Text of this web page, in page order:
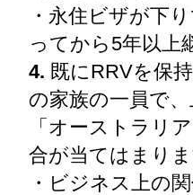
・永住ビザが下
ってから5年以上
4. 既にRRVを保
の家族の一員で
「オーストラリ
合が当てはまり
・ビジネス上の